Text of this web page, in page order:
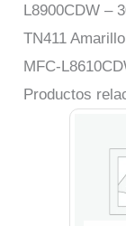
L8900CDW –
TN411
MFC-
Productos